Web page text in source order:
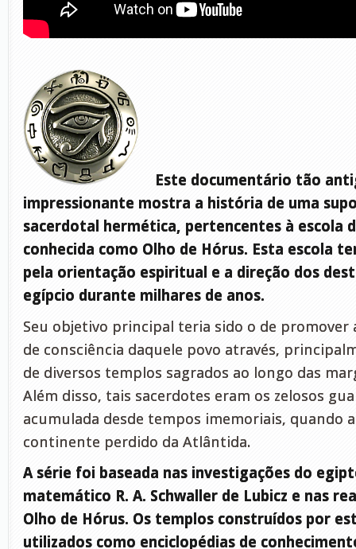
Este documentário tão
impressionante mostra a história de uma
sacerdotal hermética, pertencentes à escola
conhecida como Olho de Hórus. Esta escola
pela orientação espiritual e a direção dos
egípcio durante milhares de anos.
Seu objetivo principal teria sido o de promover
de consciência daquele povo através,
de diversos templos sagrados ao longo das
Além disso, tais sacerdotes eram os zelosos
acumulada desde tempos imemoriais, quando
continente perdido da Atlântida.
A série foi baseada nas investigações do
matemático R. A. Schwaller de Lubicz e nas
Olho de Hórus. Os templos construídos por
utilizados como enciclopédias de